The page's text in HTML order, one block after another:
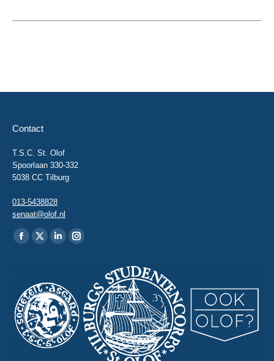
Contact
T.S.C. St. Olof
Spoorlaan 330-332
5038 CC Tilburg
013-5438828
senaat@olof.nl
Vind ons op:
Facebook
in
new
window
X
in
new
window
Linkedin
in
new
window
Instagram
new
window